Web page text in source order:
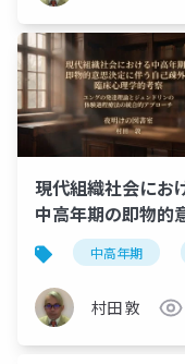
現代組織社会にお
中高年期の即物的
決定に伴う自己疎
臨床心理学的考察
ングの発達理論とジ
ンドリンの体験過
法の統合的アプロ
中高年期
村田 敦